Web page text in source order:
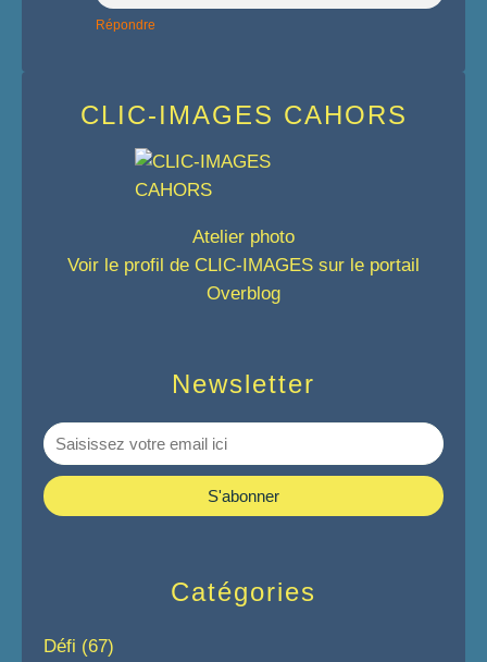
Répondre
Newsletter
Catégories
Défi (67)
CLIC-IMAGES CAHORS
Atelier photo
Voir le profil de CLIC-IMAGES sur le portail
Overblog